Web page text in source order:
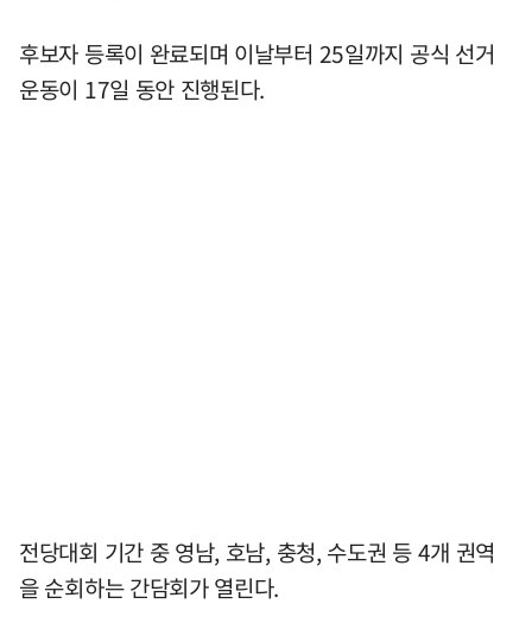
후보자 등록이 완료되며 이날부터 25일까지 공식 선거
운동이 17일 동안 진행된다.
전당대회 기간 중 영남, 호남, 충청, 수도권 등 4개 권역
을 순회하는 간담회가 열린다.